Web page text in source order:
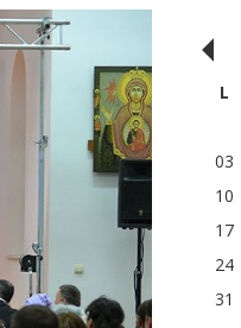
Mai ‹ L
03
10
17
24
31